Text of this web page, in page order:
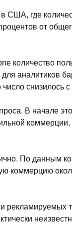
США, где
от
количество
аналитиков
снизилось
В начале
По данным
коммерцию
рекламируемых